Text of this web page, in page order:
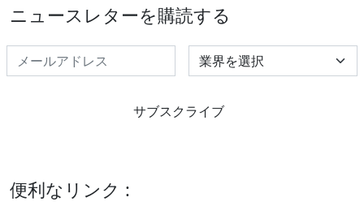
ニュースレターを購読する
Select Industry
サブスクライブ
便利なリンク :